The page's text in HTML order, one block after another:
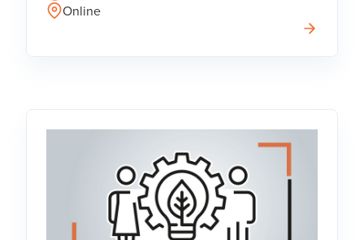
Online